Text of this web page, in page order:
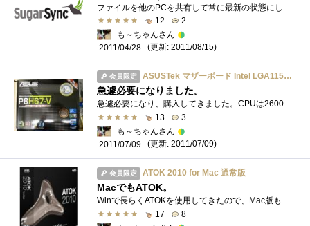
12
2
も～ちゃんさん
2011/04/28
(更新: 2011/08/15)
会員限定 ASUSTek マザーボード Intel LGA1155/DDR3メモリ対応 ATX P8H67-V REV3.0
急遽必要になりました。
急遽必要になり、購入してきました。CPUは2600Kを使用しています。価格も高くなく非常に手が出しやすいマザーボードだと思います。ASUSのマザー�...
13
3
も～ちゃんさん
2011/07/09
(更新: 2011/07/09)
会員限定 ATOK 2010 for Mac 通常版
MacでもATOK。
Winで長らくATOKを使用してきたので、Mac版も購入しました。購入以前は「Google日本語入力」を使用していましたが、変換に難点があったのでやっぱ�...
17
8